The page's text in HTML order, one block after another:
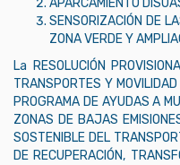
APARCAMIENTO
SENSORIZACIÓN DE
ZONA VERDE Y
La RESOLUCIÓN
TRANSPORTES Y
PROGRAMA DE AYUDAS A
ZONAS DE BAJAS
SOSTENIBLE DEL
DE RECUPERACIÓN,